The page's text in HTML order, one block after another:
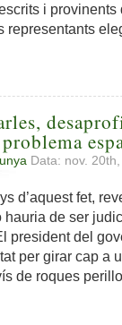
i provinents
representants
Data: nov.
d’aquest fet,
de ser
president del
per girar cap a
de roques